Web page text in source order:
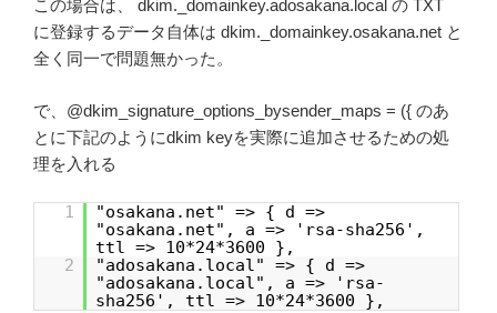
この場合は、 dkim._domainkey.adosakana.local の TXT
に登録するデータ自体は dkim._domainkey.osakana.net と
全く同一で問題無かった。
で、@dkim_signature_options_bysender_maps = ({ のあ
とに下記のようにdkim keyを実際に追加させるための処
理を入れる
1
"osakana.net" => { d =>
"osakana.net", a => 'rsa-sha256',
ttl => 10*24*3600 },
2
"adosakana.local" => { d =>
"adosakana.local", a => 'rsa-
sha256', ttl => 10*24*3600 },